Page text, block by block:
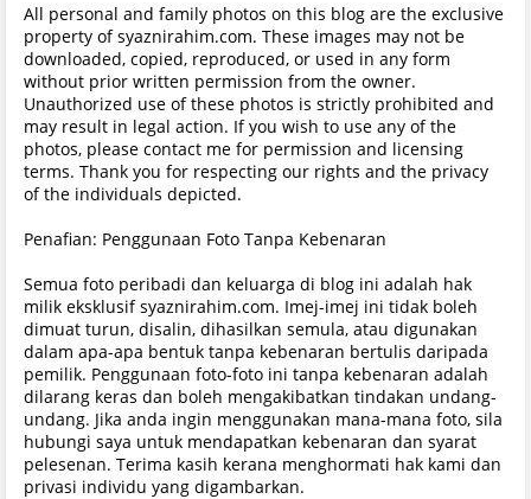
All personal and family photos on this blog are the exclusive
property of syaznirahim.com. These images may not be
downloaded, copied, reproduced, or used in any form
without prior written permission from the owner.
Unauthorized use of these photos is strictly prohibited and
may result in legal action. If you wish to use any of the
photos, please contact me for permission and licensing
terms. Thank you for respecting our rights and the privacy
of the individuals depicted.
Penafian: Penggunaan Foto Tanpa Kebenaran
Semua foto peribadi dan keluarga di blog ini adalah hak
milik eksklusif syaznirahim.com. Imej-imej ini tidak boleh
dimuat turun, disalin, dihasilkan semula, atau digunakan
dalam apa-apa bentuk tanpa kebenaran bertulis daripada
pemilik. Penggunaan foto-foto ini tanpa kebenaran adalah
dilarang keras dan boleh mengakibatkan tindakan undang-
undang. Jika anda ingin menggunakan mana-mana foto, sila
hubungi saya untuk mendapatkan kebenaran dan syarat
pelesenan. Terima kasih kerana menghormati hak kami dan
privasi individu yang digambarkan.